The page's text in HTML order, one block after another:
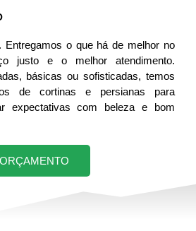
Entregamos o que há de melhor no
justo e o melhor atendimento.
básicas ou sofisticadas, temos
de cortinas e persianas para
expectativas com beleza e bom